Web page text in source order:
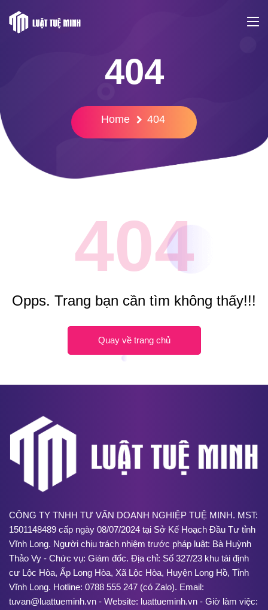
404
Home 404
404
Opps. Trang bạn cần tìm không thấy!!!
Quay về trang chủ
CÔNG TY TNHH TƯ VẤN DOANH NGHIỆP TUỆ MINH. MST:
1501148489 cấp ngày 08/07/2024 tại Sở Kế Hoạch Đầu Tư tỉnh
Vĩnh Long. Người chịu trách nhiệm trước pháp luật: Bà Huỳnh
Thảo Vy - Chức vụ: Giám đốc. Địa chỉ: Số 327/23 khu tái định
cư Lộc Hòa, Ấp Long Hòa, Xã Lộc Hòa, Huyện Long Hồ, Tỉnh
Vĩnh Long. Hotline: 0788 555 247 (có Zalo). Email:
tuvan@luattueminh.vn - Website: luattueminh.vn - Giờ làm việc: